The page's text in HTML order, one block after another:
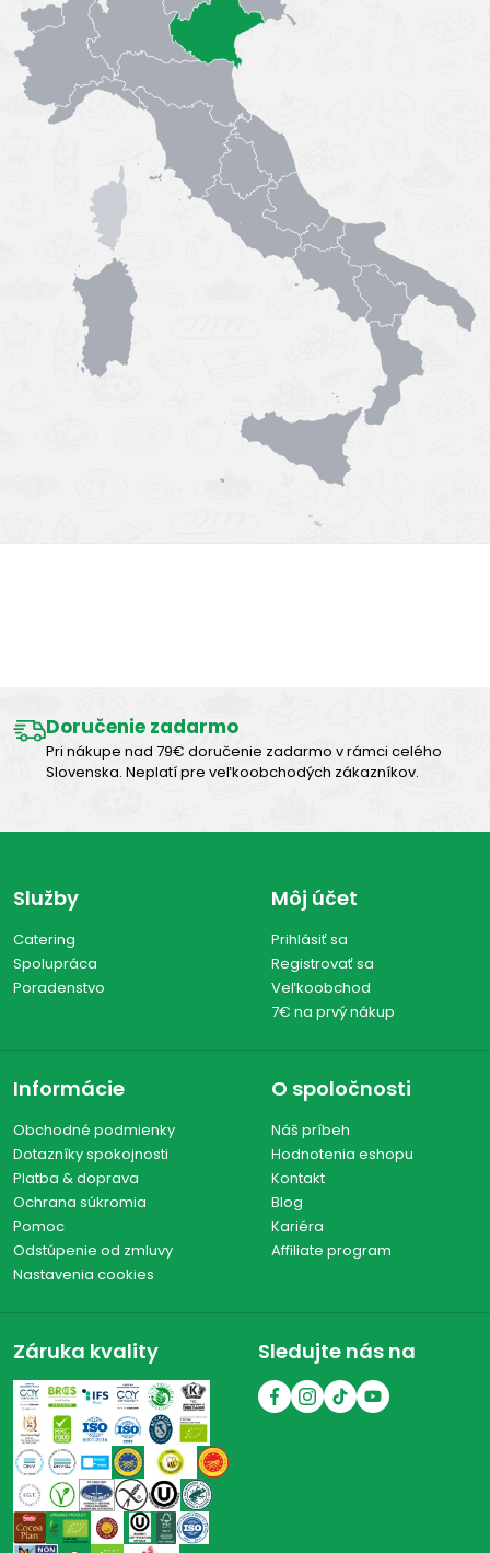
Doručenie zadarmo
Pri nákupe nad 79€ doručenie zadarmo v rámci celého
Slovenska. Neplatí pre veľkoobchodých zákazníkov.
Služby
Catering
Spolupráca
Poradenstvo
Môj účet
Prihlásiť sa
Registrovať sa
Veľkoobchod
7€ na prvý nákup
Informácie
Obchodné podmienky
Dotazníky spokojnosti
Platba & doprava
Ochrana súkromia
Pomoc
Odstúpenie od zmluvy
Nastavenia cookies
O spoločnosti
Náš príbeh
Hodnotenia eshopu
Kontakt
Blog
Kariéra
Affiliate program
Záruka kvality Sledujte nás na